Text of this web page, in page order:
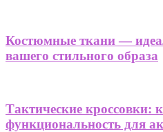
Костюмные ткани —
вашего стильного образа
Тактические кроссовки:
функциональность для